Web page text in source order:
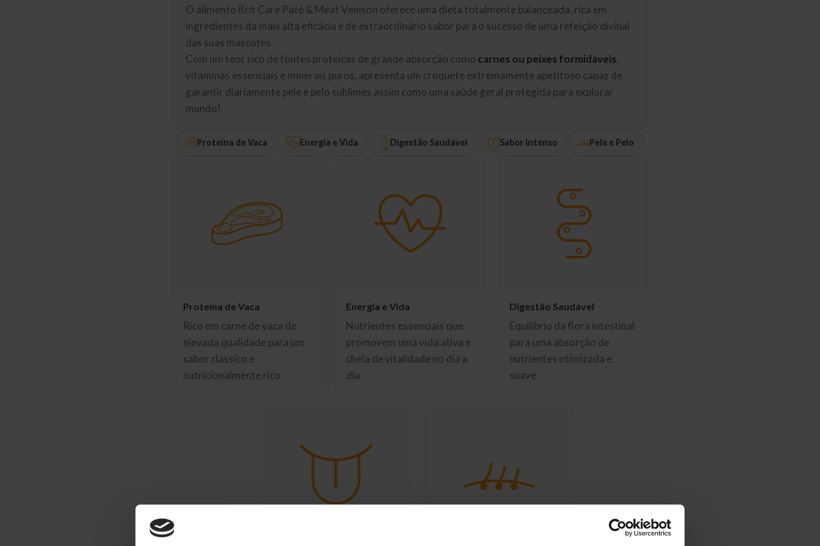
O alimento Brit Care Paté & Meat Venison oferece uma dieta totalmente balanceada, rica em
ingredientes da mais alta eficácia e de extraordinário sabor para o sucesso de uma refeição divinal
das suas mascotes.
Com um teor rico de fontes proteicas de grande absorção como carnes ou peixes formidáveis,
vitaminas essenciais e minerais puros, apresenta um croquete extremamente apetitoso capaz de
garantir diariamente pele e pelo sublimes assim como uma saúde geral protegida para explorar
mundo!
Proteína de Vaca Energia e Vida Digestão Saudável Sabor Intenso Pele e Pelo
Proteína de Vaca
Rico em carne de vaca de
elevada qualidade para um
sabor clássico e
nutricionalmente rico.
Energia e Vida
Nutrientes essenciais que
promovem uma vida ativa e
cheia de vitalidade no dia a
dia.
Digestão Saudável
Equilíbrio da flora intestinal
para uma absorção de
nutrientes otimizada e
suave.